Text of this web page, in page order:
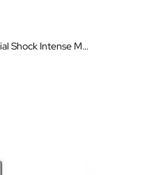
Mascarilla Revitalizante Essential Shock Intense Mask 75 ml